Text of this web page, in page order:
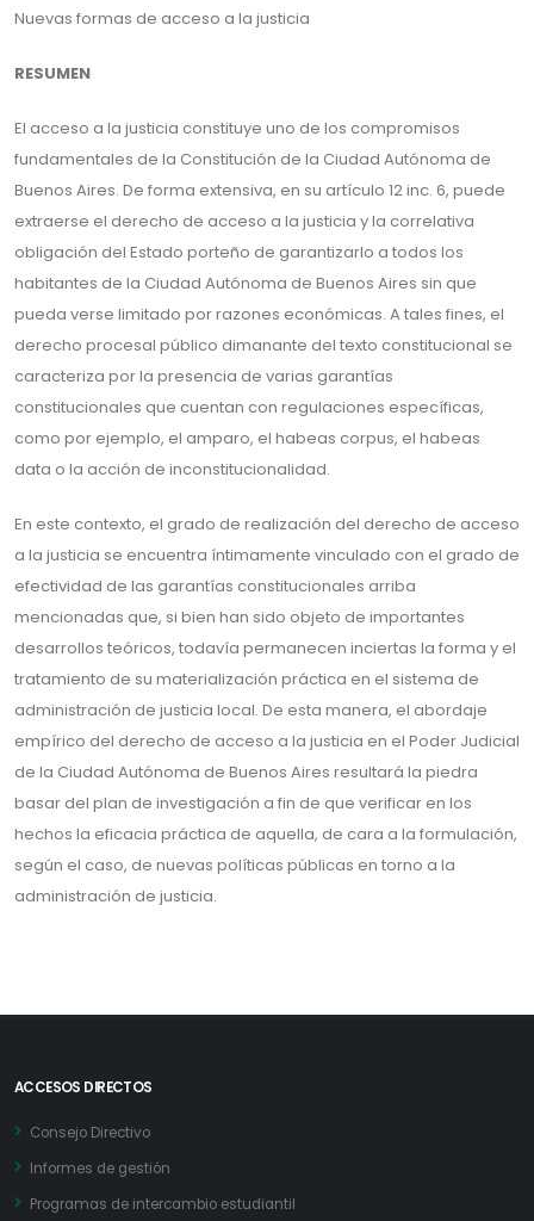
Nuevas formas de acceso a la justicia
RESUMEN
El acceso a la justicia constituye uno de los compromisos
fundamentales de la Constitución de la Ciudad Autónoma de
Buenos Aires. De forma extensiva, en su artículo 12 inc. 6, puede
extraerse el derecho de acceso a la justicia y la correlativa
obligación del Estado porteño de garantizarlo a todos los
habitantes de la Ciudad Autónoma de Buenos Aires sin que
pueda verse limitado por razones económicas. A tales fines, el
derecho procesal público dimanante del texto constitucional se
caracteriza por la presencia de varias garantías
constitucionales que cuentan con regulaciones específicas,
como por ejemplo, el amparo, el habeas corpus, el habeas
data o la acción de inconstitucionalidad.
En este contexto, el grado de realización del derecho de acceso
a la justicia se encuentra íntimamente vinculado con el grado de
efectividad de las garantías constitucionales arriba
mencionadas que, si bien han sido objeto de importantes
desarrollos teóricos, todavía permanecen inciertas la forma y el
tratamiento de su materialización práctica en el sistema de
administración de justicia local. De esta manera, el abordaje
empírico del derecho de acceso a la justicia en el Poder Judicial
de la Ciudad Autónoma de Buenos Aires resultará la piedra
basar del plan de investigación a fin de que verificar en los
hechos la eficacia práctica de aquella, de cara a la formulación,
según el caso, de nuevas políticas públicas en torno a la
administración de justicia.
ACCESOS DIRECTOS
Consejo Directivo
Informes de gestión
Programas de intercambio estudiantil